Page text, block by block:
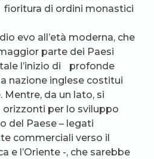
di ordini monastici
evo all’età moderna, che
parte dei Paesi
l’inizio di profonde
nazione inglese costitui
da un lato, si
per lo sviluppo
del Paese – legati
commerciali verso il
e l’Oriente -, che sarebbe